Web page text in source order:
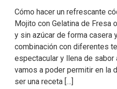
Cómo hacer un refrescante
Mojito con Gelatina de Fresa
y sin azúcar de forma casera
combinación con diferentes
espectacular y llena de
vamos a poder permitir en la
ser una receta […]